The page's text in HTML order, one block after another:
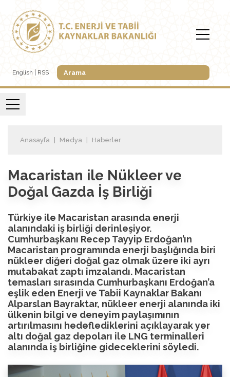
English RSS
Anasayfa Medya Haberler
Macaristan ile Nükleer ve
Doğal Gazda İş Birliği
Türkiye ile Macaristan arasında enerji
alanındaki iş birliği derinleşiyor.
Cumhurbaşkanı Recep Tayyip Erdoğan’ın
Macaristan programında enerji başlığında biri
nükleer diğeri doğal gaz olmak üzere iki ayrı
mutabakat zaptı imzalandı. Macaristan
temasları sırasında Cumhurbaşkanı Erdoğan’a
eşlik eden Enerji ve Tabii Kaynaklar Bakanı
Alparslan Bayraktar, nükleer enerji alanında iki
ülkenin bilgi ve deneyim paylaşımının
artırılmasını hedeflediklerini açıklayarak yer
altı doğal gaz depoları ile LNG terminalleri
alanında iş birliğine gideceklerini söyledi.